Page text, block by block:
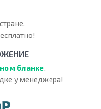
бланке.
у менеджера!